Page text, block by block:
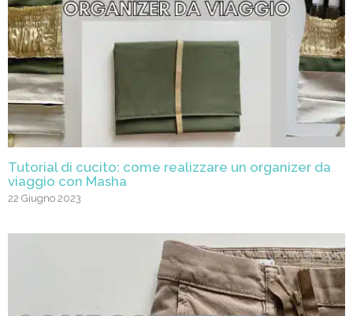
Tutorial di cucito: come realizzare un organizer da
viaggio con Masha
22 Giugno 2023